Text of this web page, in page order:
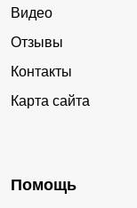
Видео
Отзывы
Контакты
Карта сайта
Помощь